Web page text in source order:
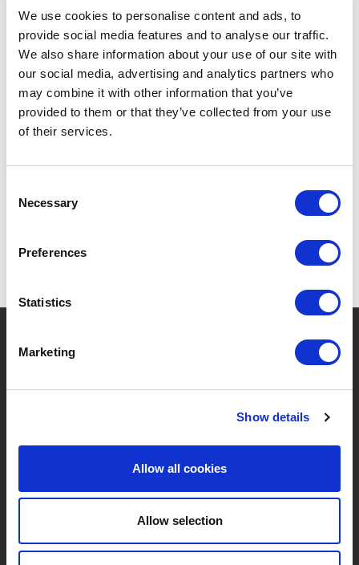
We use cookies to personalise content and ads, to
provide social media features and to analyse our traffic.
We also share information about your use of our site with
our social media, advertising and analytics partners who
may combine it with other information that you’ve
provided to them or that they’ve collected from your use
of their services.
Selection
Necessary
Preferences
Statistics
Marketing
Show details
Allow all cookies
Allow selection
GARDE LES ALIMENTS ET L’EAU FRAIS PLUS
LONGTEMPS.
COMPATIBLE LAVE-VAISSELLE ET CONGÉLATEUR.
Catégories
À PROPOS DE LIVWISE
Notre Équipe